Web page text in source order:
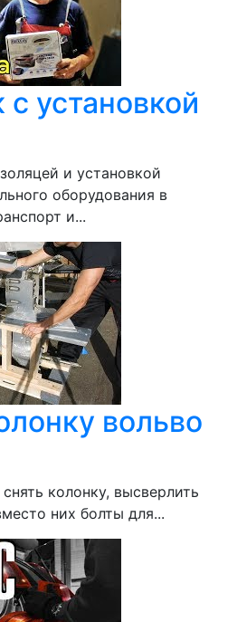
установкой
и установкой
оборудования в
и...
вольво
колонку, высверлить
них болты для...